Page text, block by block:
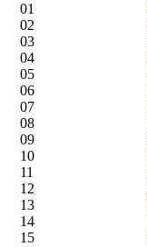
01
02
03
04
05
06
07
08
09
10
11
12
13
14
15